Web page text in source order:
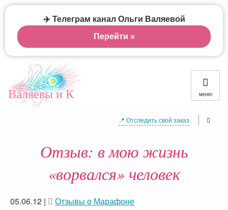
Валяевы и К МЕНЮ
📍 Отследить свой заказ
Отзыв: в мою жизнь
«ворвался» человек
05.06.12 | Отзывы о Марафоне
✈️ Телеграм канал Ольги Валяевой
Перейти »